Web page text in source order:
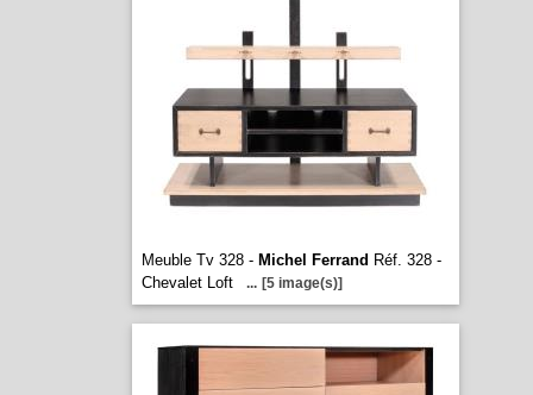
Meuble Tv 328 - Michel Ferrand Réf. 328 -
Chevalet Loft
... [5 image(s)]